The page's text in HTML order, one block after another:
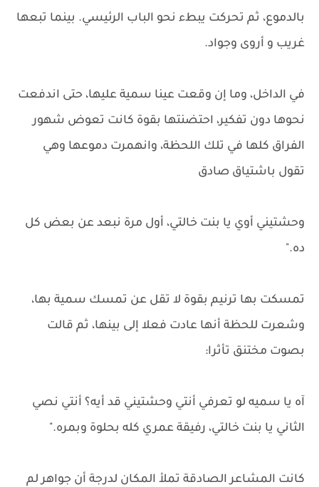
بالدموع، ثم تحركت يبطء نحو الباب الرئيسي. بينما تبعها
غريب و أروى وجواد.
في الداخل، وما إن وقعت عينا سمية عليها، حتى اندفعت
نحوها دون تفكير، احتضنتها بقوة كانت تعوض شهور
الفراق كلها في تلك اللحظة، وانهمرت دموعها وهي
تقول باشتياق صادق
وحشتيني أوي يا بنت خالتي، أول مرة نبعد عن بعض كل
ده."
تمسكت بها ترنيم بقوة لا تقل عن تمسك سمية بها،
وشعرت للحظة أنها عادت فعلا إلى بينها، ثم قالت
بصوت مختنق تأثرا:
آه يا سميه لو تعرفي أنتي وحشتيني قد أيه؟ أنتي نصي
الثاني يا بنت خالتي، رفيقة عمري كله بحلوة وبمره."
كانت المشاعر الصادقة تملأ المكان لدرجة أن جواهر لم